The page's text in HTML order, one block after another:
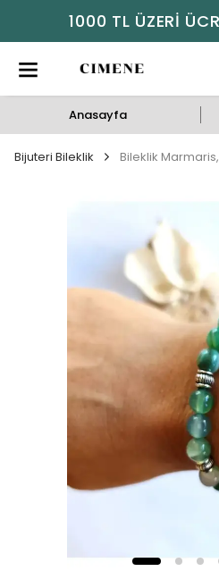
KARGO
Anasayfa
Bijuteri Bileklik Bileklik